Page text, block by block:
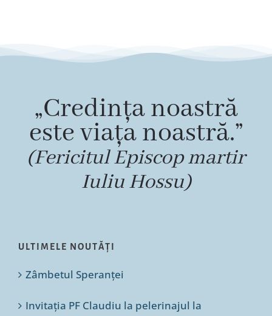
„Credința noastră
este viața noastră.”
(Fericitul Episcop martir
Iuliu Hossu)
ULTIMELE NOUTĂȚI
Zâmbetul Speranței
Invitația PF Claudiu la pelerinajul la